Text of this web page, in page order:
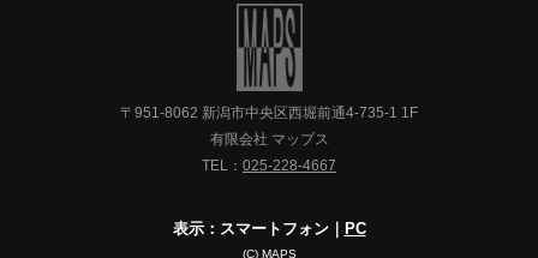
〒951-8062 新潟市中央区西堀前通4-735-1 1F
有限会社 マップス
TEL： 025-228-4667
表示：スマートフォン｜ PC
(C) MAPS